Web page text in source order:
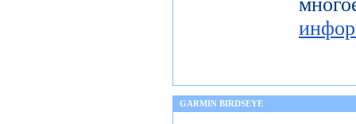
GARMIN BIRDSEYE